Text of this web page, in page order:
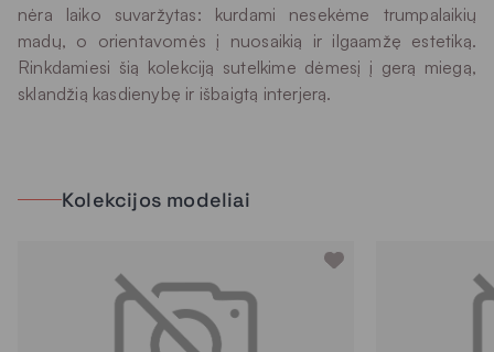
nėra laiko suvaržytas: kurdami nesekėme trumpalaikių
madų, o orientavomės į nuosaikią ir ilgaamžę estetiką.
Rinkdamiesi šią kolekciją sutelkime dėmesį į gerą miegą,
sklandžią kasdienybę ir išbaigtą interjerą.
Kolekcijos modeliai